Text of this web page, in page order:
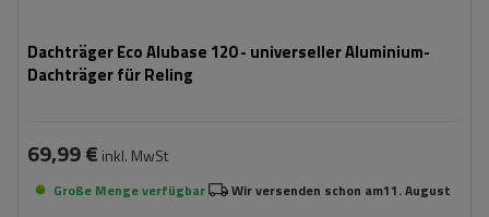
Dachträger Eco Alubase 120 - universeller Aluminium-
Dachträger für Reling
69,99 € inkl. MwSt
Große Menge verfügbar Wir versenden schon am11. August